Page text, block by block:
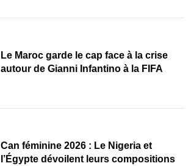
Le Maroc garde le cap face à la crise
autour de Gianni Infantino à la FIFA
‎Can féminine 2026 : Le Nigeria et
l’Égypte dévoilent leurs compositions